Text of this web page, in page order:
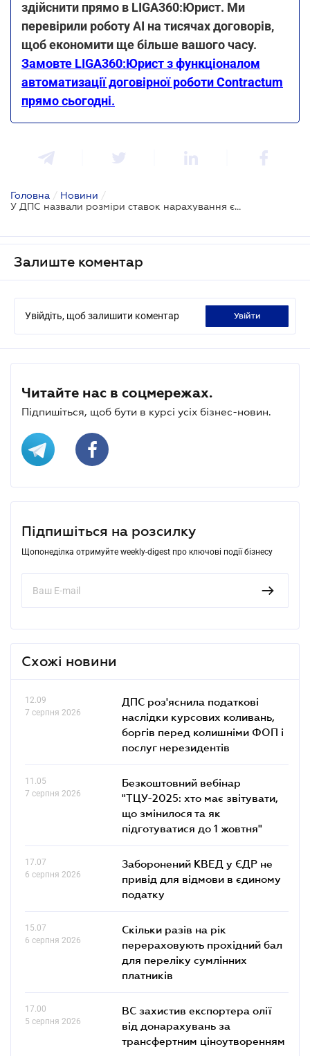
здійснити прямо в LIGA360:Юрист. Ми
перевірили роботу AI на тисячах договорів,
щоб економити ще більше вашого часу.
Замовте LIGA360:Юрист з функціоналом
автоматизації договірної роботи Contractum
прямо сьогодні.
Головна / Новини /
У ДПС назвали розміри ставок нарахування єдиного внеску
Залиште коментар
Увійдіть, щоб залишити коментар увійти
Читайте нас в соцмережах.
Підпишіться, щоб бути в курсі усіх бізнес-новин.
Підпишіться на розсилку
Щопонеділка отримуйте weekly-digest про ключові події бізнесу
Схожі новини
12.09
7 серпня 2026
ДПС роз'яснила податкові
наслідки курсових коливань,
боргів перед колишніми ФОП і
послуг нерезидентів
11.05
7 серпня 2026
Безкоштовний вебінар
"ТЦУ-2025: хто має звітувати,
що змінилося та як
підготуватися до 1 жовтня"
17.07
6 серпня 2026
Заборонений КВЕД у ЄДР не
привід для відмови в єдиному
податку
15.07
6 серпня 2026
Скільки разів на рік
перераховують прохідний бал
для переліку сумлінних
платників
17.00
5 серпня 2026
ВС захистив експортера олії
від донарахувань за
трансфертним ціноутворенням